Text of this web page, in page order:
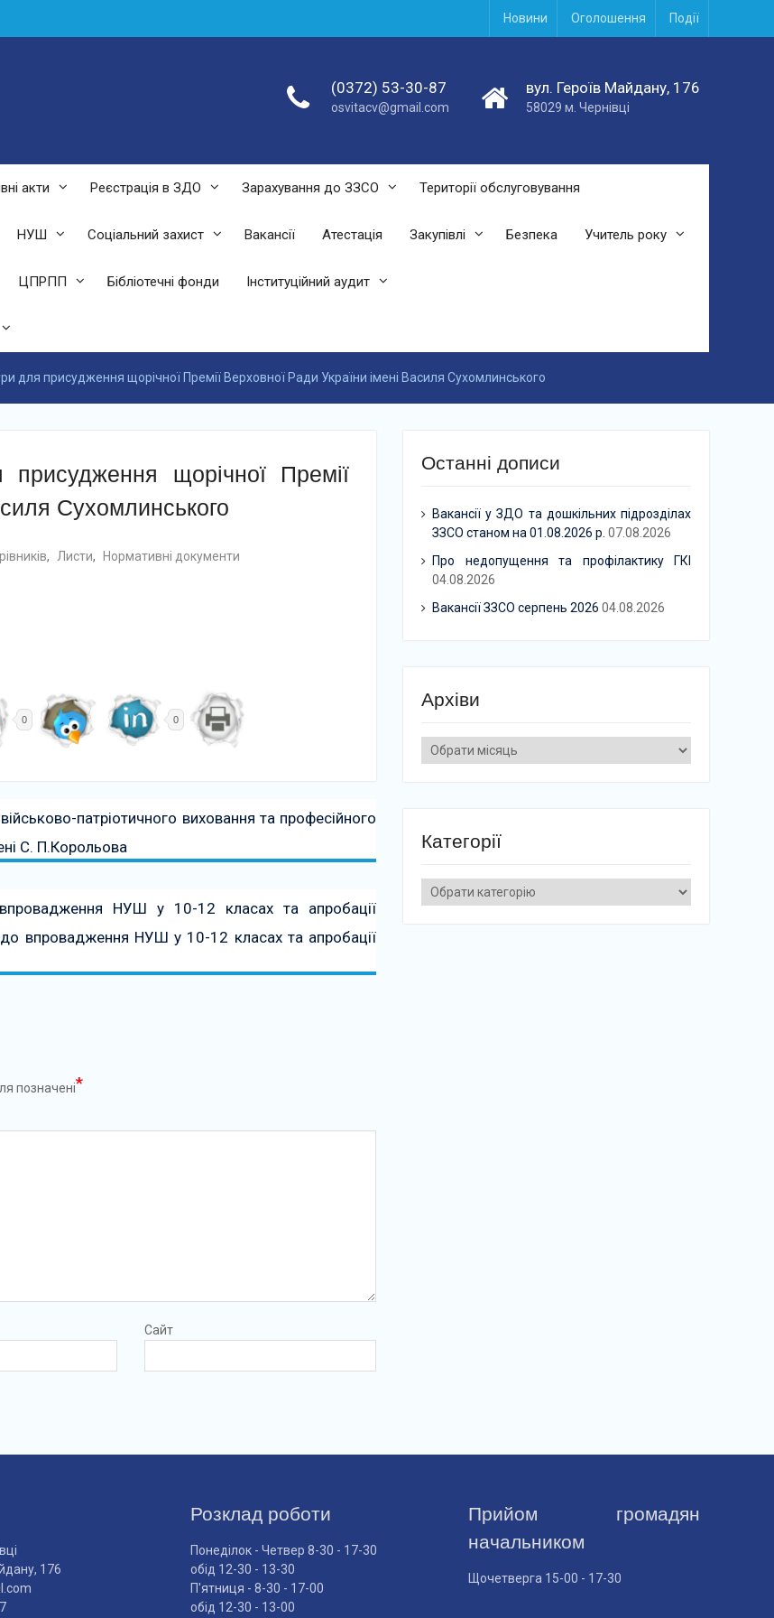
Новини Оголошення Події
(0372) 53-30-87
osvitacv@gmail.com
вул. Героїв Майдану, 176
58029 м. Чернівці
акти Реєстрація в ЗДО Зарахування до ЗЗСО Території обслуговування
НУШ Соціальний захист Вакансії Атестація Закупівлі Безпека Учитель року
ЦПРПП Бібліотечні фонди Інституційний аудит
для присудження щорічної Премії Верховної Ради України імені Василя Сухомлинського
щорічної Премії
Сухомлинського
, Листи, Нормативні документи
0 0
патріотичного виховання та професійного
С. П.Корольова
НУШ у 10-12 класах та апробації
впровадження НУШ у 10-12 класах та апробації
позначені*
Сайт
Останні дописи
Вакансії у ЗДО та дошкільних підрозділах
ЗЗСО станом на 01.08.2026 р. 07.08.2026
Про недопущення та профілактику ГКІ
04.08.2026
Вакансії ЗЗСО серпень 2026 04.08.2026
Архіви
Архіви
Категорії
Категорії
176
Розклад роботи
Понеділок - Четвер 8-30 - 17-30
обід 12-30 - 13-30
П'ятниця - 8-30 - 17-00
обід 12-30 - 13-00
Прийом громадян
начальником
Щочетверга 15-00 - 17-30